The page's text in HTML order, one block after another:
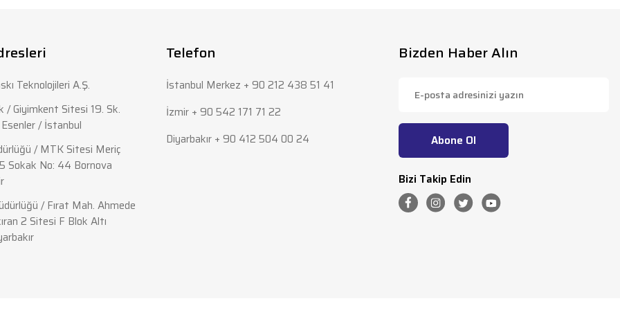
Teknolojileri A.Ş.
/ Giyimkent Sitesi 19. Sk.
/ İstanbul
/ MTK Sitesi Meriç
Sokak No: 44 Bornova
/ Fırat Mah. Ahmede
2 Sitesi F Blok Altı
Telefon
İstanbul Merkez + 90 212 438 51 41
İzmir + 90 542 171 71 22
Diyarbakır + 90 412 504 00 24
Bizden Haber Alın
Abone Ol
Bizi Takip Edin